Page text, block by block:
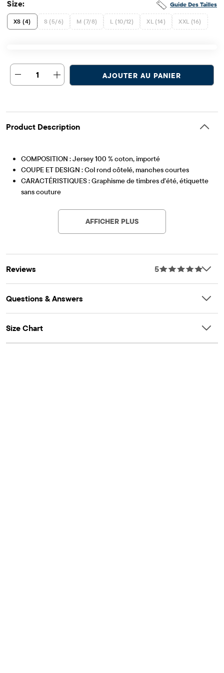
Guide Des Tailles
Size:
XS (4) S (5/6) M (7/8) L (10/12) XL (14) XXL (16)
1 AJOUTER AU PANIER
Product Description
COMPOSITION : Jersey 100 % coton, importé
COUPE ET DESIGN : Col rond côtelé, manches courtes
CARACTÉRISTIQUES : Graphisme de timbres d'été, étiquette
sans couture
AFFICHER PLUS
Reviews 5
Questions & Answers
Size Chart